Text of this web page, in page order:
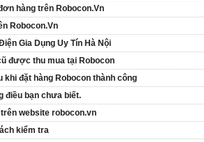
hàng trên Robocon.Vn
Robocon.Vn
Gia Dụng Uy Tín Hà Nội
được thu mua tại Robocon
khi đặt hàng Robocon thành công
điều bạn chưa biết.
website robocon.vn
kiểm tra